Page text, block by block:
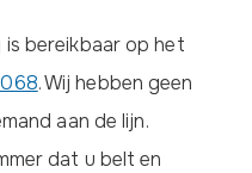
bereikbaar op het
. Wij hebben geen
aan de lijn.
dat u belt en